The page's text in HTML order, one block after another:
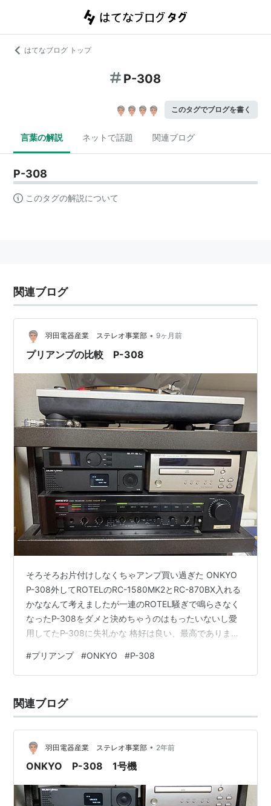
はてなブログ トップ
P-308
このタグでブログを書く
言葉の解説 ネットで話題 関連ブログ
P-308
このタグの解説について
関連ブログ
羽田電器産業 ステレオ事業部 • 9ヶ月前
プリアンプの比較 P-308
そろそろお片付けしなくちゃアンプ買い過ぎた ONKYO
P-308外してROTELのRC-1580MK2とRC-870BX入れる
かななんて考えましたが一連のROTEL騒ぎで鳴らさなく
なったP-308をダメと決めちゃうのはもったいないし愛
用してたP-308に失礼かな 格好は良い、最高であります
置いといてP-388がグレードが1段上 そしてP-388がメイ
ンとなるのですが故障、そしてROTEL集めに走るわけで
ともに稼働してないので2日間連続通電しました RA-02と
の比較になります …
#プリアンプ #ONKYO #P-308
関連ブログ
羽田電器産業 ステレオ事業部 • 2年前
ONKYO P-308 1号機